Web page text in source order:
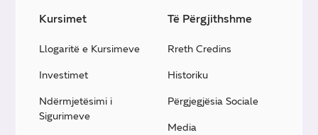
Kursimet
Llogaritë e Kursimeve
Investimet
Ndërmjetësimi i
Sigurimeve
Të Përgjithshme
Rreth Credins
Historiku
Përgjegjësia Sociale
Media